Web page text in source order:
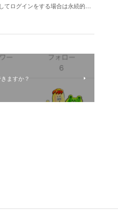
てログインをする場合は永続的…
ますか？